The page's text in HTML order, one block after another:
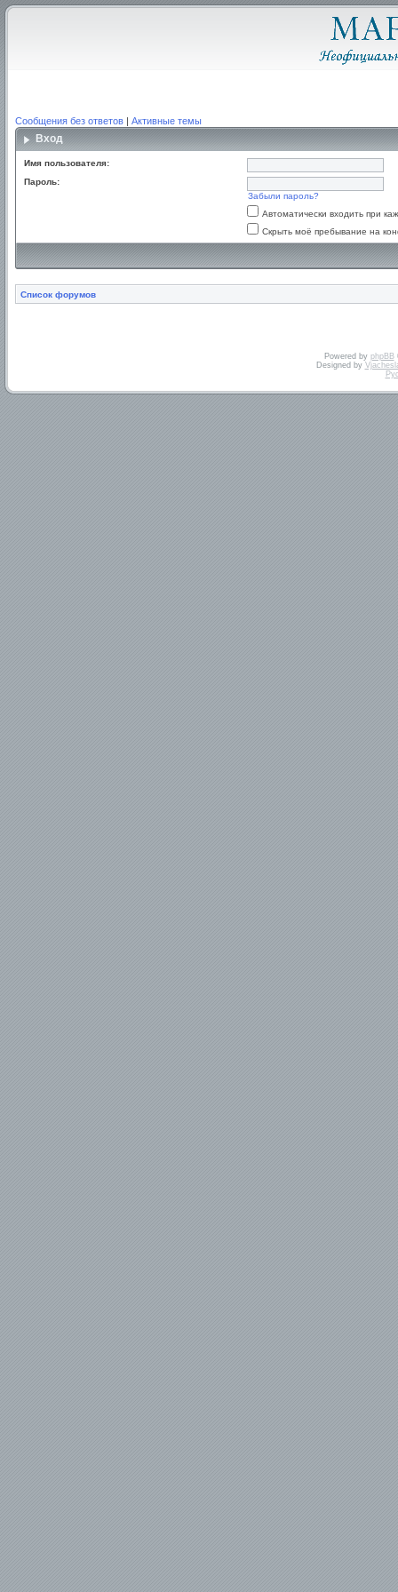
Сообщения без ответов | Активные темы
Вход
Имя пользователя:
Пароль:
Забыли пароль?
Автоматически входить при
Скрыть моё пребывание на
Список форумов
Powered by phpBB
Designed by